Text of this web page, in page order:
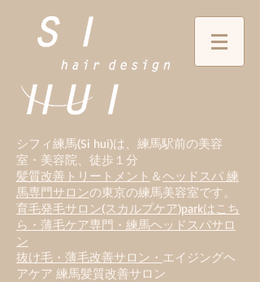
シフィ練馬(Si hui)は、 練馬駅前の美容
室・美容院、徒歩１分
髪質改善トリートメント ＆ヘッドスパ 練
馬専門サロンの東京の練馬美容室です。
育毛発毛サロン(スカルプケア)parkはこち
ら・薄毛ケア専門・練馬ヘッドスパサロ
ン
抜け毛・薄毛改善サロン・ エイジングヘ
アケア 練馬髪質改善サロン